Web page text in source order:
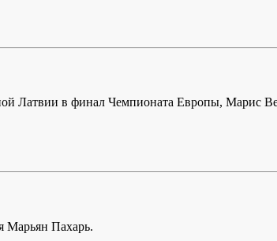
Латвии в финал Чемпионата Европы, Марис
Марьян Пахарь.